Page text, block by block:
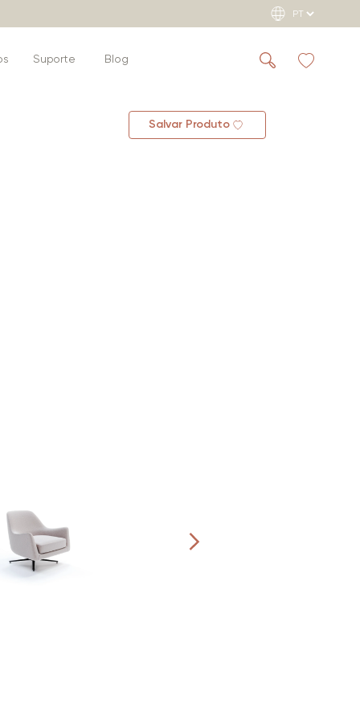
Suporte Blog
Salvar Produto